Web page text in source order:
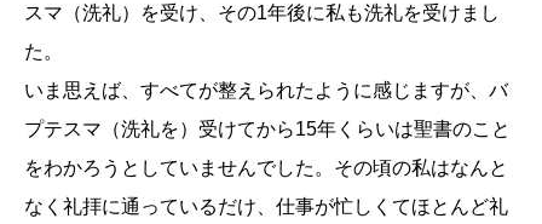
スマ（洗礼）を受け、その1年後に私も洗礼を受けまし
た。
いま思えば、すべてが整えられたように感じますが、バ
プテスマ（洗礼を）受けてから15年くらいは聖書のこと
をわかろうとしていませんでした。その頃の私はなんと
なく礼拝に通っているだけ、仕事が忙しくてほとんど礼